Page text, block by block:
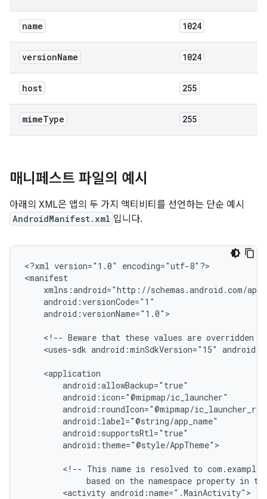
name 1024
versionName 1024
host 255
mimeType 255
매니페스트 파일의 예시
아래의 XML은 앱의 두 가지 액티비티를 선언하는 단순 예시
AndroidManifest.xml 입니다.
<?xml version="1.0"
encoding="utf-8"?>
android:versionName="1.0">
<!-- Beware that these values are overridden
<uses-sdk android:minSdkVersion="15"
android:theme="@style/AppTheme">
<!-- This name is resolved to
based on the namespace property in
<activity